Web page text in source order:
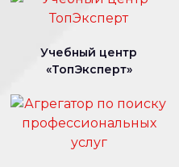
Учебный центр
«ТопЭксперт»